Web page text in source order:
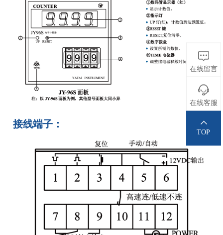
接线端子：
在线留言
在线客服
TOP